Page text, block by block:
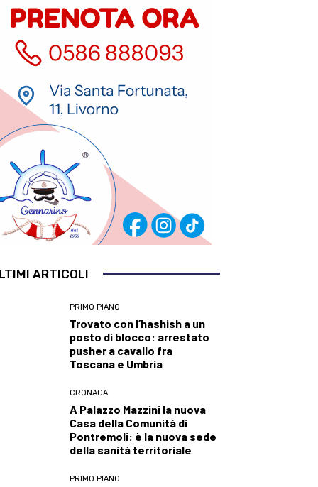
ARTICOLI
PRIMO PIANO
Trovato con l’hashish a un
posto di blocco: arrestato
pusher a cavallo fra
Toscana e Umbria
CRONACA
A Palazzo Mazzini la nuova
Casa della Comunità di
Pontremoli: è la nuova sede
della sanità territoriale
PRIMO PIANO